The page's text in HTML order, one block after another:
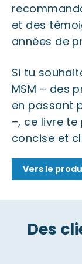
et des
années de
Si tu
MSM – des
en passant
–, ce livre
concise et
Vers le
Des